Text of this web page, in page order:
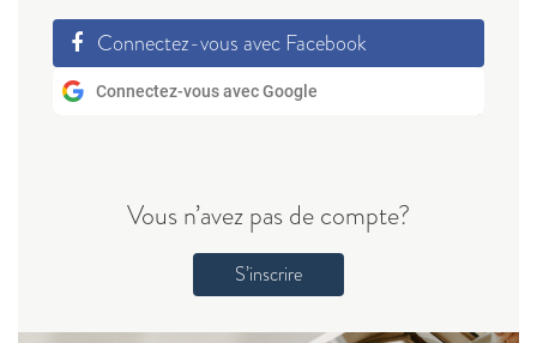
Connectez-vous avec Facebook
Connectez-vous avec Google
Vous n’avez pas de compte?
S’inscrire